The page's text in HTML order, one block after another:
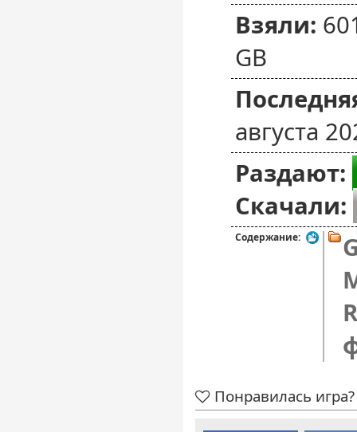
Взяли:
GB
августа
Раздают:
Скачали:
Содержание:
Понравилась